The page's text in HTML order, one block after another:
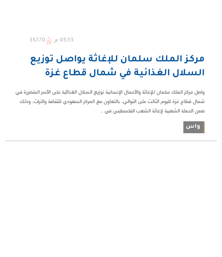
05:13 م 35770
مركز الملك سلمان للإغاثة يواصل توزيع
السلال الغذائية في شمال قطاع غزة
واصل مركز الملك سلمان للإغاثة والأعمال الإنسانية توزيع السلال الغذائية على الأسر المتضررة في
شمال قطاع غزة لليوم الثالث على التوالي، بالتعاون مع المركز السعودي للثقافة والتراث، وذلك
ضمن الحملة الشعبية لإغاثة الشعب الفلسطيني في ...
واس